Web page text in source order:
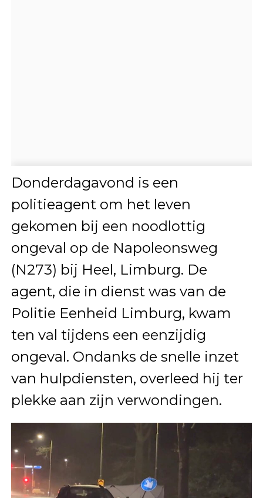
Donderdagavond is een
politieagent om het leven
gekomen bij een noodlottig
ongeval op de Napoleonsweg
(N273) bij Heel, Limburg. De
agent, die in dienst was van de
Politie Eenheid Limburg, kwam
ten val tijdens een eenzijdig
ongeval. Ondanks de snelle inzet
van hulpdiensten, overleed hij ter
plekke aan zijn verwondingen.